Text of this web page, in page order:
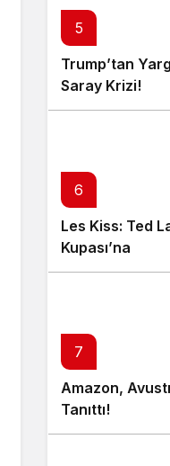
5
Trump’tan
Saray Krizi!
6
Les Kiss: Ted
Kupası’na
7
Amazon,
Tanıttı!